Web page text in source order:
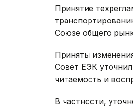
Принятие
Союзе общего
Приняты
Совет ЕЭК
читаемость и
В частности,